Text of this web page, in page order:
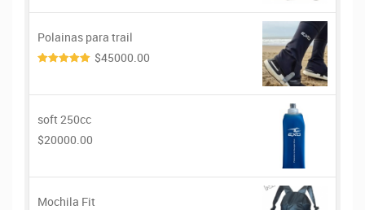
Polainas para trail
$45000.00
soft 250cc
$20000.00
Mochila Fit